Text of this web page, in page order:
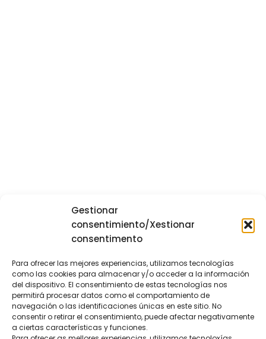
Gestionar
consentimiento/Xestionar
consentimento
Para ofrecer las mejores experiencias, utilizamos tecnologías
como las cookies para almacenar y/o acceder a la información
del dispositivo. El consentimiento de estas tecnologías nos
permitirá procesar datos como el comportamiento de
navegación o las identificaciones únicas en este sitio. No
consentir o retirar el consentimiento, puede afectar negativamente
a ciertas características y funciones.